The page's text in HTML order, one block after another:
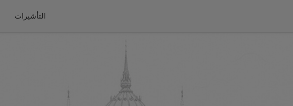
التأشيرات